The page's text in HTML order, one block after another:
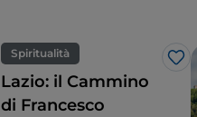
Spiritualità
Like
Lazio: il Cammino
di Francesco